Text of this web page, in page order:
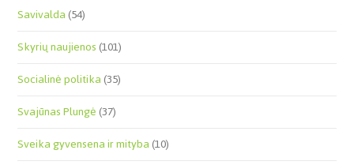
Savivalda(54)
Skyrių naujienos(101)
Socialinė politika(35)
Svajūnas Plungė(37)
Sveika gyvensena ir mityba(10)